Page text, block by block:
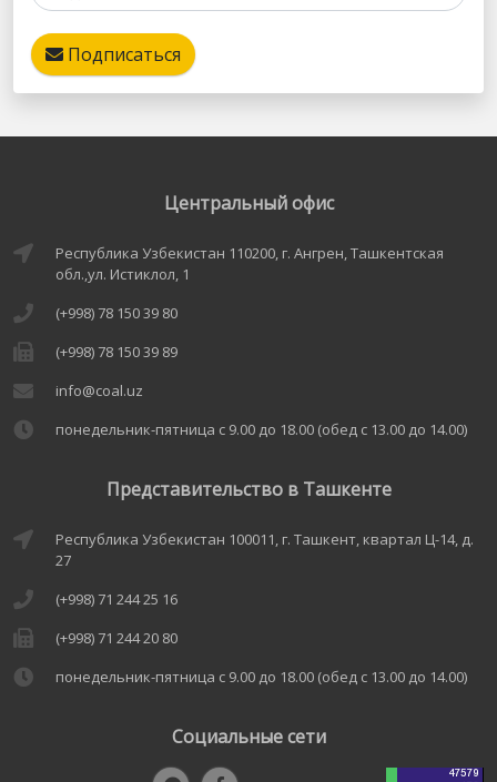
Подписаться
Центральный офис
Республика Узбекистан 110200, г. Ангрен, Ташкентская
обл.,ул. Истиклол, 1
(+998) 78 150 39 80
(+998) 78 150 39 89
info@coal.uz
понедельник-пятница с 9.00 до 18.00 (обед с 13.00 до 14.00)
Представительство в Ташкенте
Республика Узбекистан 100011, г. Ташкент, квартал Ц-14, д.
27
(+998) 71 244 25 16
(+998) 71 244 20 80
понедельник-пятница с 9.00 до 18.00 (обед с 13.00 до 14.00)
Социальные сети